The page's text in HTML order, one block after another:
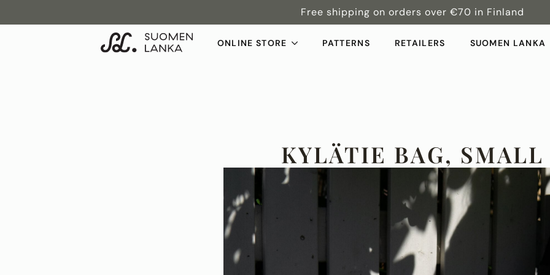
Free shipping on orders over €70 in Finland
ONLINE STORE PATTERNS RETAILERS SUOMEN LANKA
KYLÄTIE BAG, SMALL